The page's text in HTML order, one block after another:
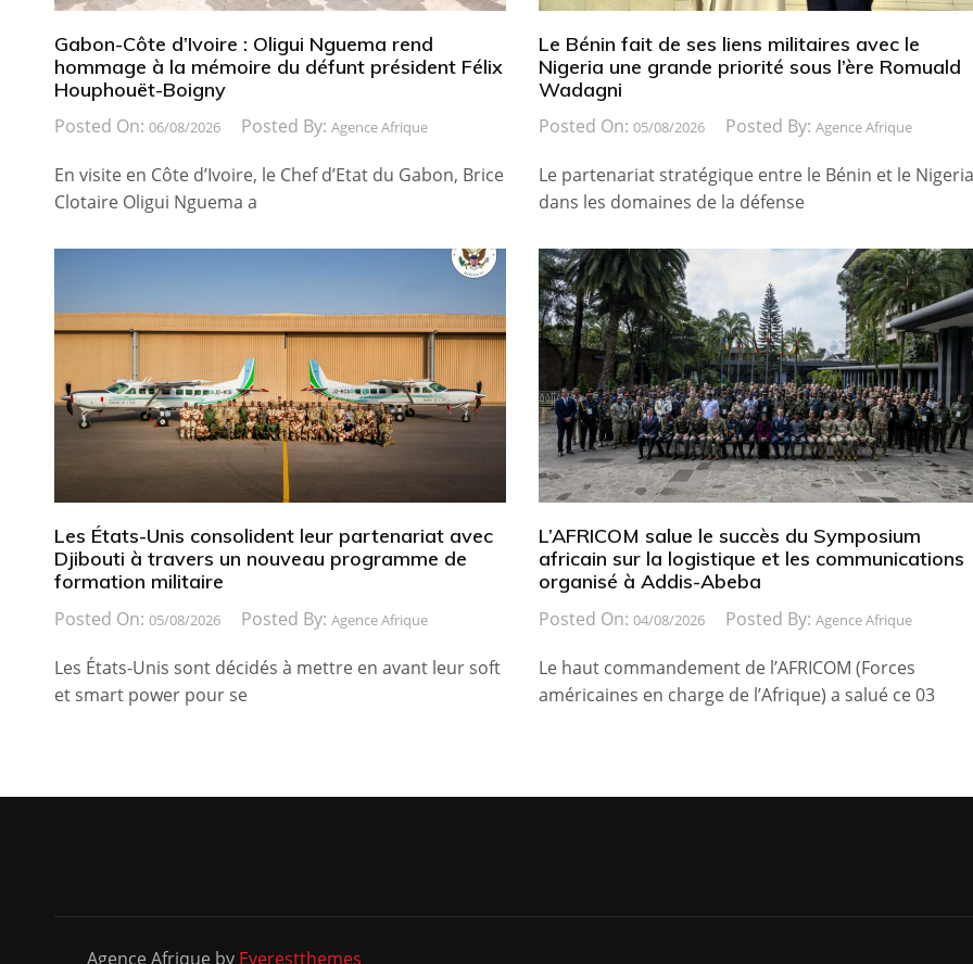
Gabon-Côte d’Ivoire : Oligui Nguema rend
hommage à la mémoire du défunt président Félix
Houphouët-Boigny
Posted On: 06/08/2026 Posted By: Agence Afrique
En visite en Côte d’Ivoire, le Chef d’Etat du Gabon, Brice
Clotaire Oligui Nguema a
Le Bénin fait de ses liens militaires avec le
Nigeria une grande priorité sous l’ère Romuald
Wadagni
Posted On: 05/08/2026 Posted By: Agence Afrique
Le partenariat stratégique entre le Bénin et le Nigeria
dans les domaines de la défense
Les États-Unis consolident leur partenariat avec
Djibouti à travers un nouveau programme de
formation militaire
Posted On: 05/08/2026 Posted By: Agence Afrique
Les États-Unis sont décidés à mettre en avant leur soft
et smart power pour se
L’AFRICOM salue le succès du Symposium
africain sur la logistique et les communications
organisé à Addis-Abeba
Posted On: 04/08/2026 Posted By: Agence Afrique
Le haut commandement de l’AFRICOM (Forces
américaines en charge de l’Afrique) a salué ce 03
Agence Afrique by Everestthemes